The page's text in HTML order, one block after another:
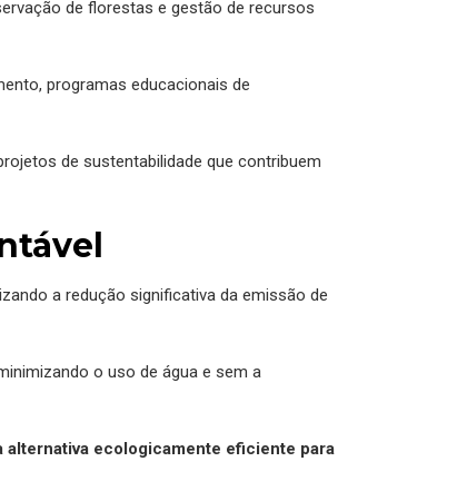
de florestas e gestão de recursos
programas educacionais de
de sustentabilidade que contribuem
a redução significativa da emissão de
o uso de água e sem a
alternativa ecologicamente eficiente para